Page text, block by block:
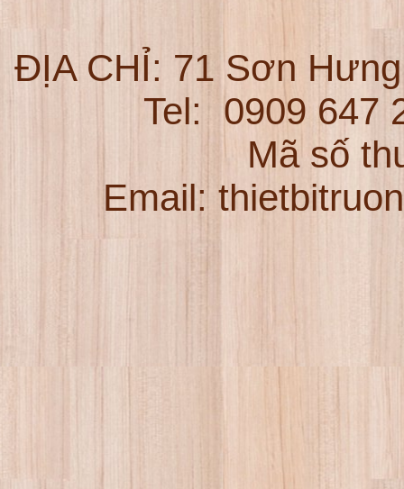
ĐỊA CHỈ: 71 Sơn
Tel: 0909
Mã số
Email: